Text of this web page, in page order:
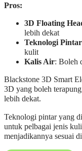
Pros:
3D Floating
lebih dekat
Teknologi Pintar
kulit
Kalis Air: Boleh
Blackstone 3D Smart
3D yang boleh
lebih dekat.
Teknologi pintar yang
untuk pelbagai jenis
menjadikannya sesuai